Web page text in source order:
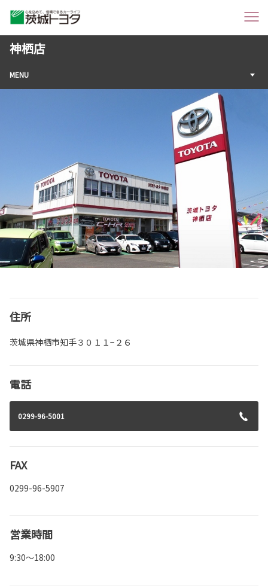
神栖店
MENU
住所
茨城県神栖市知手３０１１−２６
電話
0299-96-5001
FAX
0299-96-5907
営業時間
9:30～18:00